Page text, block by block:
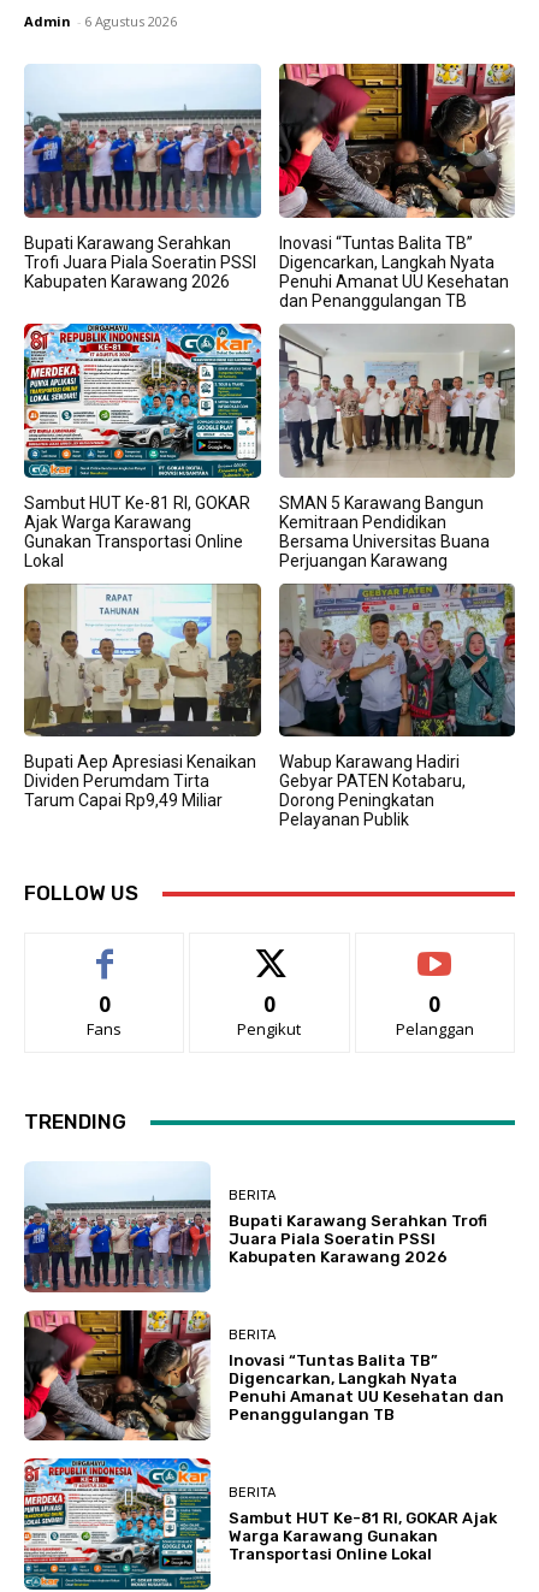
Admin - 6 Agustus 2026
Bupati Karawang Serahkan
Trofi Juara Piala Soeratin PSSI
Kabupaten Karawang 2026
Inovasi “Tuntas Balita TB”
Digencarkan, Langkah Nyata
Penuhi Amanat UU Kesehatan
dan Penanggulangan TB
Sambut HUT Ke-81 RI, GOKAR
Ajak Warga Karawang
Gunakan Transportasi Online
Lokal
SMAN 5 Karawang Bangun
Kemitraan Pendidikan
Bersama Universitas Buana
Perjuangan Karawang
Bupati Aep Apresiasi Kenaikan
Dividen Perumdam Tirta
Tarum Capai Rp9,49 Miliar
Wabup Karawang Hadiri
Gebyar PATEN Kotabaru,
Dorong Peningkatan
Pelayanan Publik
FOLLOW US
0
Fans
0
Pengikut
0
Pelanggan
TRENDING
BERITA
Bupati Karawang Serahkan Trofi
Juara Piala Soeratin PSSI
Kabupaten Karawang 2026
BERITA
Inovasi “Tuntas Balita TB”
Digencarkan, Langkah Nyata
Penuhi Amanat UU Kesehatan dan
Penanggulangan TB
BERITA
Sambut HUT Ke-81 RI, GOKAR Ajak
Warga Karawang Gunakan
Transportasi Online Lokal